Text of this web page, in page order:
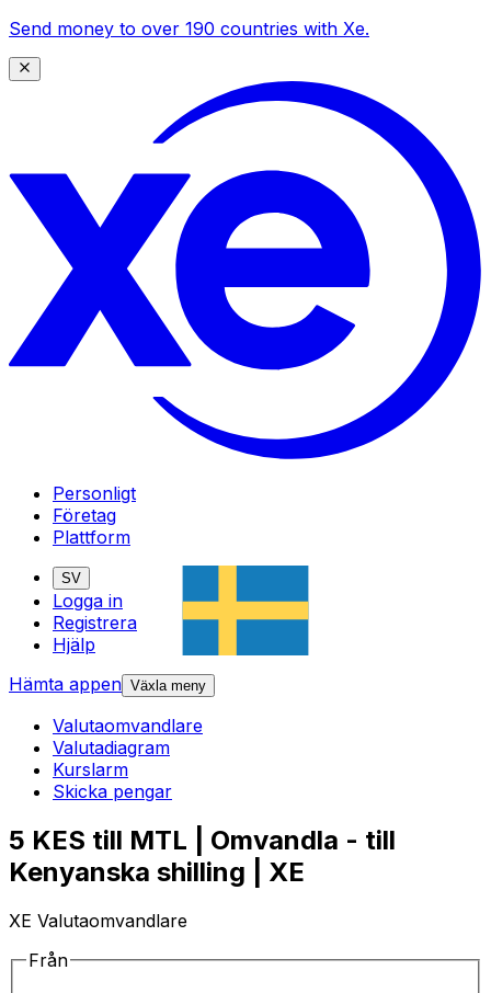
Send money to over 190 countries with Xe.
Personligt
Företag
Plattform
SV
Logga in
Registrera
Hjälp
Hämta appen Växla meny
Valutaomvandlare
Valutadiagram
Kurslarm
Skicka pengar
5 KES till MTL | Omvandla - till
Kenyanska shilling | XE
XE Valutaomvandlare
Från